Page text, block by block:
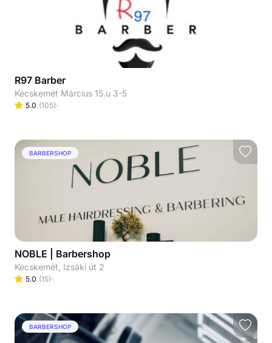
R97 Barber
Kecskemét Március 15.u 3-5
5.0 (105)
BARBERSHOP
NOBLE | Barbershop
Kecskemét, Izsáki út 2
5.0 (15)
BARBERSHOP